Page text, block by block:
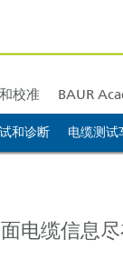
和诊断 电缆测试
校准
训练 & 培训BAUR
BAUR 中東
电缆信息